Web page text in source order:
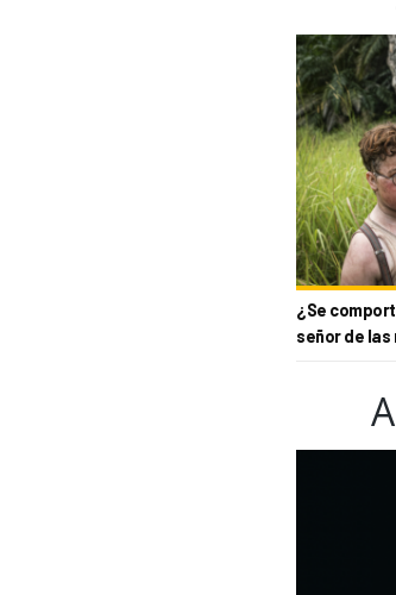
¿Se
señor de las